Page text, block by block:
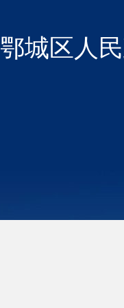
鄂城区人